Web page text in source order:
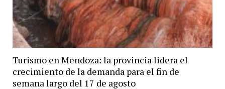
Turismo en Mendoza: la provincia lidera el
crecimiento de la demanda para el fin de
semana largo del 17 de agosto